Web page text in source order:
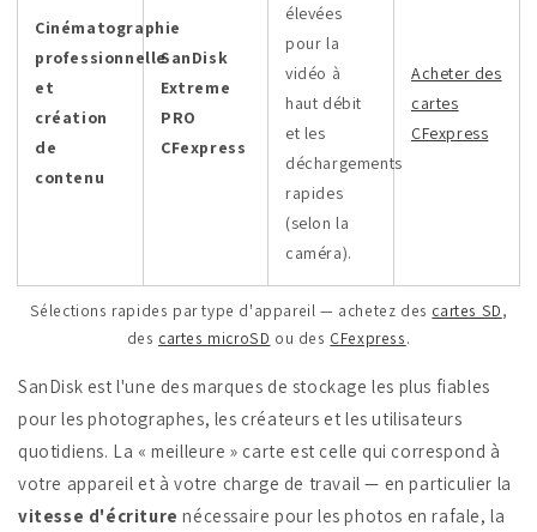
Sélections rapides par type d'appareil — achetez des cartes SD,
des cartes microSD ou des CFexpress.
Cinématographie
professionnelle
et
création
de
contenu
SanDisk
Extreme
PRO
CFexpress
élevées
pour la
vidéo à
haut débit
et les
déchargements
rapides
(selon la
caméra).
Acheter des
cartes
CFexpress
SanDisk est l'une des marques de stockage les plus fiables
pour les photographes, les créateurs et les utilisateurs
quotidiens. La « meilleure » carte est celle qui correspond à
votre appareil et à votre charge de travail — en particulier la
vitesse d'écriture nécessaire pour les photos en rafale, la